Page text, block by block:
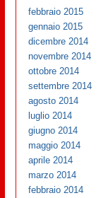
febbraio 2015
gennaio 2015
dicembre 2014
novembre 2014
ottobre 2014
settembre 2014
agosto 2014
luglio 2014
giugno 2014
maggio 2014
aprile 2014
marzo 2014
febbraio 2014